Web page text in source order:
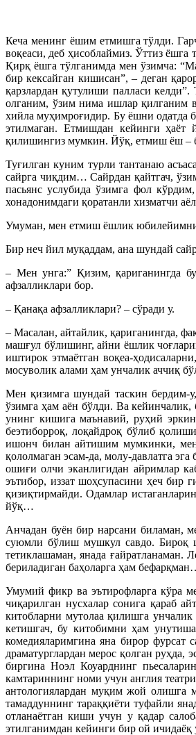
Кеча менинг ёшим етмишга тўлди.
воқеаси, деб ҳисоблаймиз. Ўттиз ёшга
Қирқ ёшга тўлганимда мен ўзимча:
бир кексайган кишисан”, – деган
қарзлардан қутулиши палласи
олганим, ўзим нима ишлар қилганим
хийла муҳимроғидир. Бу ёшни одатда
этилмаган. Етмишдан кейинги ҳаёт
қилишингиз мумкин. Йўқ, етмиш ёш –
Туғилган куним турли тантанаю
сайрга чиқдим… Сайрдан қайтгач,
пасьянс услубида ўзимга фол
хонадонимдаги қоратанли хизматчи
Умуман, мен етмиш ёшлик юбилейимни
Бир неч йил муқаддам, ана шундай
– Мен унга:” Қизим, қариганингда
афзалликлари бор.
– Қанақа афзалликлари? – сўради у.
– Масалан, айтайлик, қариганингда,
машғул бўлишинг, айни ёшлик
иштирок этмаётган воқеа-
мосуволик алами ҳам унчалик аччиқ
Мен қизимга шундай таскин бердим-
ўзимга ҳам аён бўлди. Ва
унинг кишига маънавий, руҳий
беэтиборроқ, лоқайдроқ бўлиб
ишонч билан айтишим мумкинки, мен
қололмаган эсам-да, молу-давлатга
ошиғи олчи эканлигидан айримлар
эътибор, иззат шоҳсупасини ҳеч
қизиқтирмайди. Одамлар
йўқ…
Анчадан буён бир нарсани биламан,
суюмли бўлиш мушкул савдо. Бироқ
тетиклашаман, янада ғайратланаман.
бериладиган баҳоларга ҳам
Умумий фикр ва эътирофларга кўра
чиқарилган нусхалар сонига қараб
китобларни мутолаа қилишга
кетишгач, бу китобимни ҳам
комедияларимгина яна бирор фурсат
драматурглардан мерос қолган
биргина Ноэл Коуарднинг
камтариннинг номи учун англия
антологиялардан муқим жой олишга
тамаддуннинг тараққиёти туфайли
отланаётган киши учун у қадар
этилганимдан кейинги бир ой